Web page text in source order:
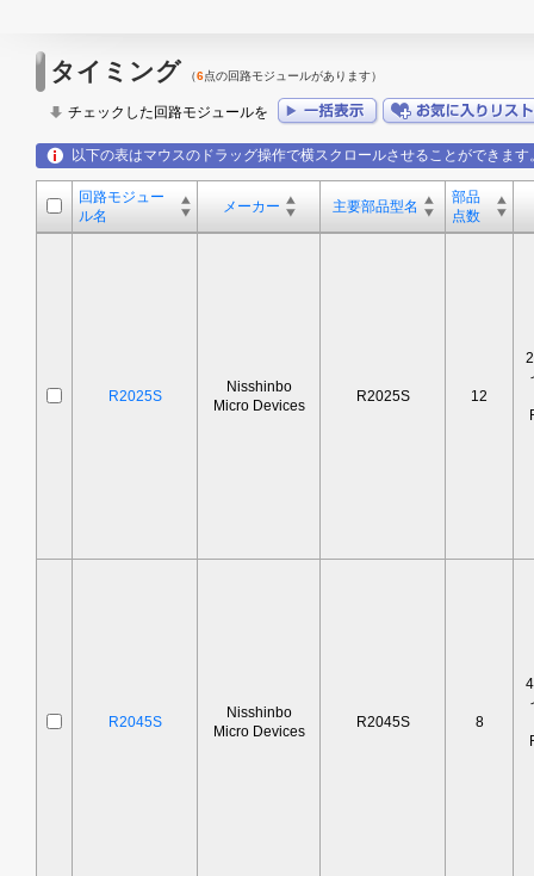
LED
スイッチ/マルチプレクサ
データコンバータ
その他
タイミング （6点の回路モジュールがあります）
チェックした回路モジュールを
以下の表はマウスのドラッグ操作で横スクロールさせることができます
回路モジュー
ル名
メーカー 主要部品型名
部品
点数
R2025S
Nisshinbo
Micro Devices
R2025S 12
R2045S
Nisshinbo
Micro Devices
R2045S 8